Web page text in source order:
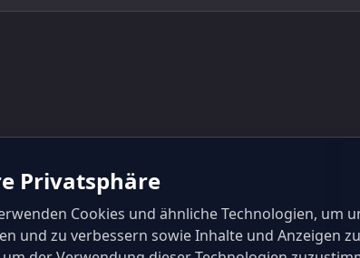
Privatsphäre
Cookies und ähnliche Technologien, um
und zu verbessern sowie Inhalte und Anzeigen